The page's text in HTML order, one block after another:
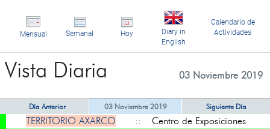
Mensual Semanal Hoy
Diary in
English
Calendario de
Actividades
Vista Diaria 03 Noviembre 2019
Día Anterior 03 Noviembre 2019 Siguiente Día
TERRITORIO AXARCO
:: Centro de Exposiciones